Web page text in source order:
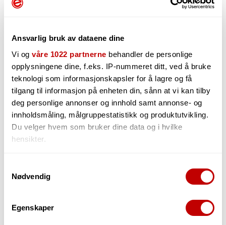
Ansvarlig bruk av dataene dine
Vi og våre 1022 partnerne behandler de personlige
opplysningene dine, f.eks. IP-nummeret ditt, ved å bruke
teknologi som informasjonskapsler for å lagre og få
tilgang til informasjon på enheten din, sånn at vi kan tilby
deg personlige annonser og innhold samt annonse- og
innholdsmåling, målgruppestatistikk og produktutvikling.
Du velger hvem som bruker dine data og i hvilke
hensikter.
Innhente informasjon om den geografiske
Identifisere enheten din ved å aktivt skanne den
Nødvendig
Egenskaper
Send an email topost@evenstadmusikk.no
Notify me
Description
Alternatives